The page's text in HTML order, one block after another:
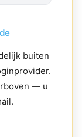
buiten
— u